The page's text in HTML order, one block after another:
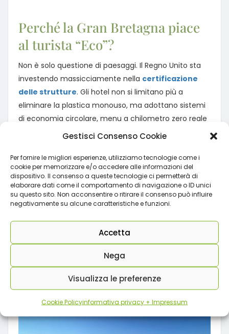
Gestisci Consenso Cookie
Per fornire le migliori esperienze, utilizziamo tecnologie come i
cookie per memorizzare e/o accedere alle informazioni del
dispositivo. Il consenso a queste tecnologie ci permetterà di
elaborare dati come il comportamento di navigazione o ID unici
su questo sito. Non acconsentire o ritirare il consenso può influire
negativamente su alcune caratteristiche e funzioni.
Accetta
Nega
Visualizza le preferenze
Cookie Policyinformativa privacy + Impressum
Perché la Gran Bretagna piace
al turista “Eco”?
Non è solo questione di paesaggi. Il Regno Unito sta
investendo massicciamente nella certificazione
delle strutture. Gli hotel non si limitano più a
eliminare la plastica monouso, ma adottano sistemi
di economia circolare, menu a chilometro zero reale
e gestione energetica intelligente.
Bretagna è diventata un laboratorio a cielo aperto:
l’integrazione tra tecnologia, tutela del patrimonio
storico e ospitalità verde è un modello che anche noi
in Italia seguiamo con attenzione.
Copyright: testo e foto MyEcoHotels
Ti potrebbe interessare: